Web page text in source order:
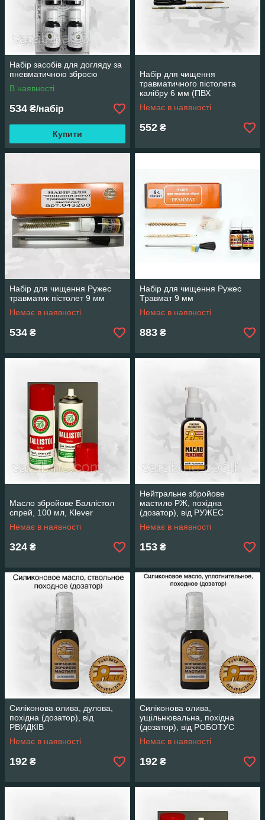
Набір засобів для догляду за
пневматичною зброєю
В наявності
534 ₴/набір
Купити
Набір для чищення
травматичного пістолета
калібру 6 мм (ПВХ
паковання, шомпол, 2 йорші,
вишер) арт 06034
Немає в наявності
552 ₴
Набір для чищення Ружес
травматик пістолет 9 мм
Немає в наявності
534 ₴
Набір для чищення Ружес
Травмат 9 мм
Немає в наявності
883 ₴
Масло збройове Баллістол
спрей, 100 мл, Klever
Немає в наявності
324 ₴
Нейтральне збройове
мастило РЖ, похідна
(дозатор), від РУЖЕС
Немає в наявності
153 ₴
Силіконова олива, дулова,
похідна (дозатор), від
РВИДКІВ
Немає в наявності
192 ₴
Силіконова олива,
ущільнювальна, похідна
(дозатор), від РОБОТУС
Немає в наявності
192 ₴